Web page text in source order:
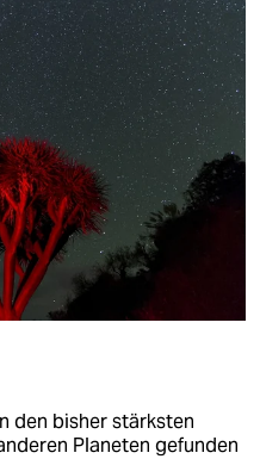
den bisher stärksten
Planeten gefunden